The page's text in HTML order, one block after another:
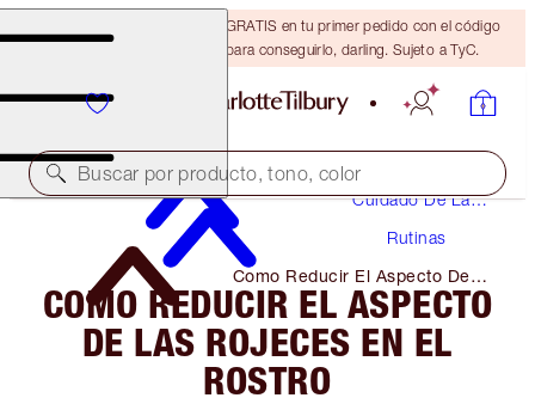
15 % de descuento + ENVÍO GRATIS en tu primer pedido con el código
DARLING15. Inicia sesión para conseguirlo, darling. Sujeto a TyC.
Buscar por producto, tono, color
Cuidado De La
Rutinas
Como Reducir El Aspecto De
Las Rojeces En El Rostro
COMO REDUCIR EL ASPECTO
DE LAS ROJECES EN EL
ROSTRO